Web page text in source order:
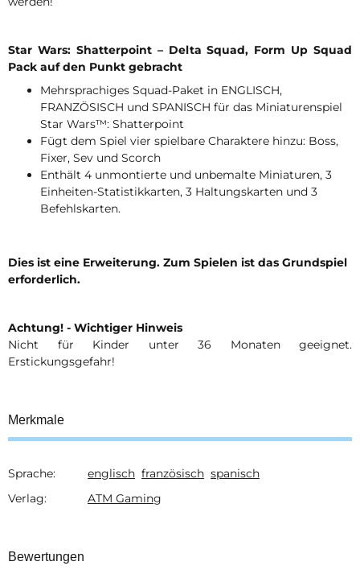
Star Wars: Shatterpoint – Delta Squad, Form Up Squad
Pack auf den Punkt gebracht
Mehrsprachiges Squad-Paket in ENGLISCH,
FRANZÖSISCH und SPANISCH für das Miniaturenspiel
Star Wars™: Shatterpoint
Fügt dem Spiel vier spielbare Charaktere hinzu: Boss,
Fixer, Sev und Scorch
Enthält 4 unmontierte und unbemalte Miniaturen, 3
Einheiten-Statistikkarten, 3 Haltungskarten und 3
Befehlskarten.
Dies ist eine Erweiterung. Zum Spielen ist das Grundspiel
erforderlich.
Achtung! - Wichtiger Hinweis
Nicht für Kinder unter 36 Monaten geeignet.
Erstickungsgefahr!
Merkmale
Produkteigenschaft
Wert
Sprache: englisch französisch spanisch
Verlag:
ATM Gaming
Bewertungen